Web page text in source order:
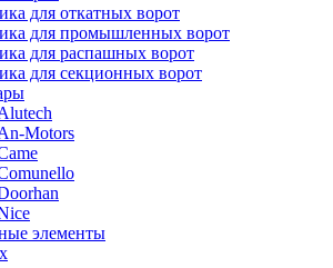
для откатных ворот
для промышленных ворот
для распашных ворот
для секционных ворот
Motors
элементы